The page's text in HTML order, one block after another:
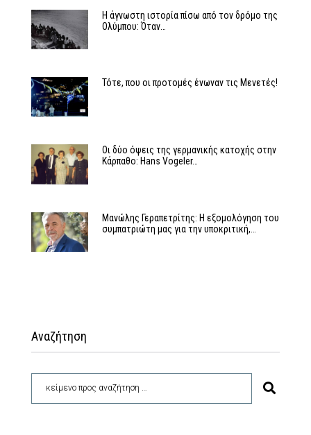
Η άγνωστη ιστορία πίσω από τον δρόμο της
Ολύμπου: Όταν…
Τότε, που οι προτομές ένωναν τις Μενετές!
Οι δύο όψεις της γερμανικής κατοχής στην
Κάρπαθο: Hans Vogeler…
Μανώλης Γεραπετρίτης: Η εξομολόγηση του
συμπατριώτη μας για την υποκριτική,…
Αναζήτηση